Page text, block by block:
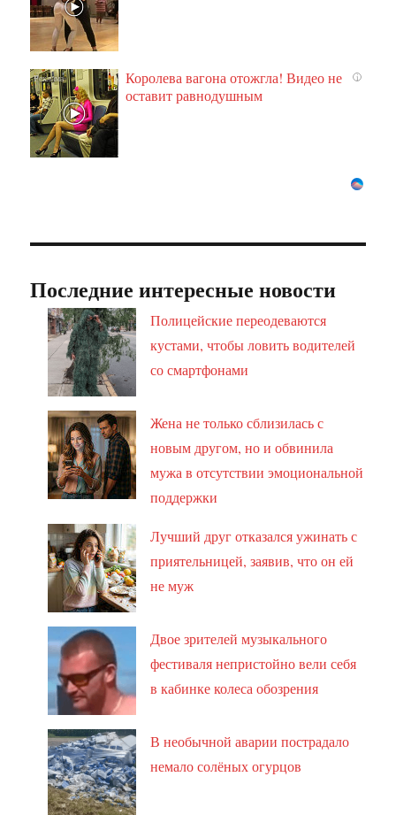
i
Королева вагона отожгла! Видео не
оставит равнодушным
Последние интересные новости
Полицейские переодеваются
кустами, чтобы ловить водителей
со смартфонами
Жена не только сблизилась с
новым другом, но и обвинила
мужа в отсутствии эмоциональной
поддержки
Лучший друг отказался ужинать с
приятельницей, заявив, что он ей
не муж
Двое зрителей музыкального
фестиваля непристойно вели себя
в кабинке колеса обозрения
В необычной аварии пострадало
немало солёных огурцов